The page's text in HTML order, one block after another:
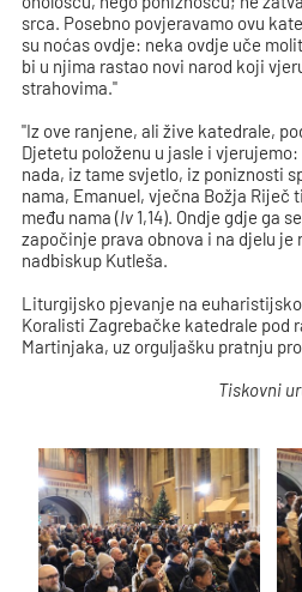
srca. Posebno povjeravamo ovu
su noćas ovdje: neka ovdje uče
bi u njima rastao novi narod koji
strahovima."
"Iz ove ranjene, ali žive katedrale,
Djetetu položenu u jasle i
nada, iz tame svjetlo, iz poniznosti
nama, Emanuel, vječna Božja Riječ
među nama (Iv 1,14). Ondje gdje ga
započinje prava obnova i na djelu
nadbiskup Kutleša.
Liturgijsko pjevanje na
Koralisti Zagrebačke katedrale pod
Martinjaka, uz orguljašku pratnju
Tiskovni